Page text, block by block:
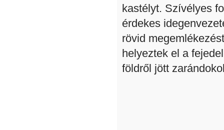
kastélyt. Szívélyes
érdekes
rövid
helyeztek el a
földről jött